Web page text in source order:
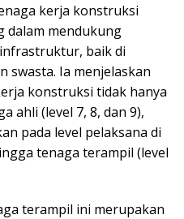
kerja konstruksi
dalam mendukung
baik di
swasta. Ia menjelaskan
konstruksi tidak hanya
ahli (level 7, 8, dan 9),
pada level pelaksana di
tenaga terampil (level
terampil ini merupakan